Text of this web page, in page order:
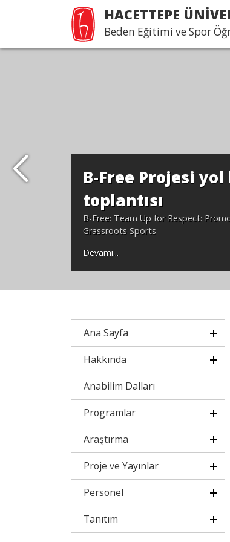
HACETTEPE
Beden Eğitimi ve Spor
B-Free Projesi
toplantısı
B-Free: Team Up for Respect:
Grassroots Sports
Devamı...
Ana Sayfa
Hakkında
Anabilim Dalları
Programlar
Araştırma
Proje ve Yayınlar
Personel
Tanıtım